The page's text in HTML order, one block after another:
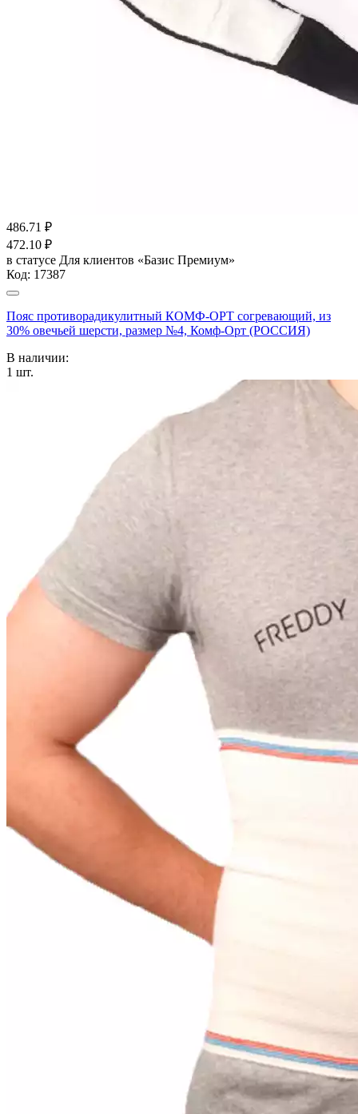
486.71 ₽
472.10 ₽
в статусе Для клиентов «Базис Премиум»
Код: 17387
Пояс противорадикулитный КОМФ-ОРТ согревающий, из
30% овечьей шерсти, размер №4, Комф-Орт (РОССИЯ)
В наличии:
1 шт.